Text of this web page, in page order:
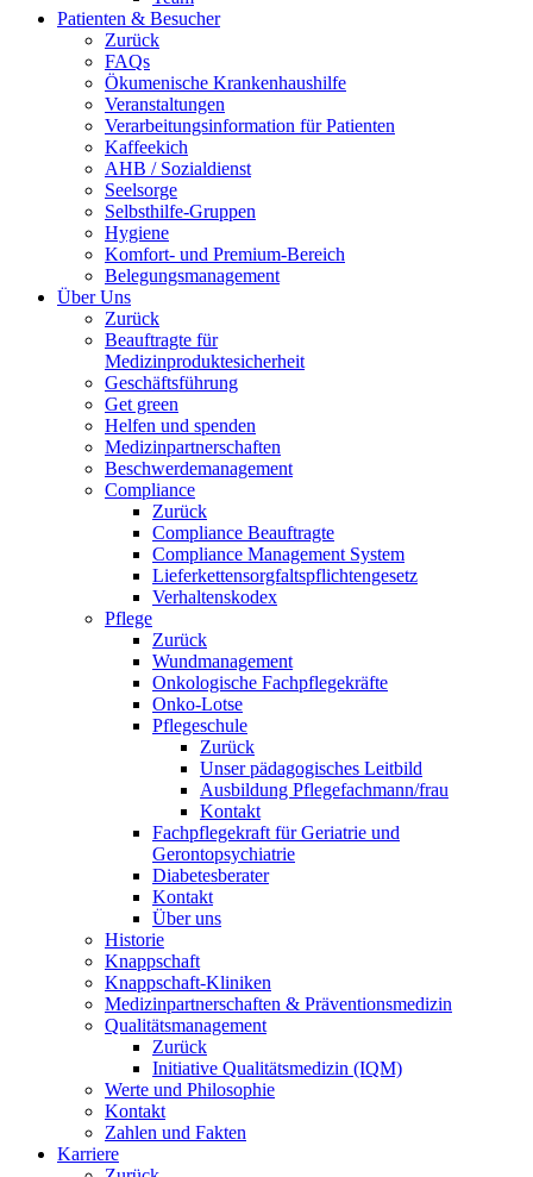
Patienten & Besucher
Zurück
FAQs
Ökumenische Krankenhaushilfe
Veranstaltungen
Verarbeitungsinformation für Patienten
Kaffeekich
AHB / Sozialdienst
Seelsorge
Selbsthilfe-Gruppen
Hygiene
Komfort- und Premium-Bereich
Belegungsmanagement
Über Uns
Zurück
Beauftragte für
Medizinproduktesicherheit
Geschäftsführung
Get green
Helfen und spenden
Medizinpartnerschaften
Beschwerdemanagement
Compliance
Zurück
Compliance Beauftragte
Compliance Management System
Lieferkettensorgfaltspflichtengesetz
Verhaltenskodex
Pflege
Zurück
Wundmanagement
Onkologische Fachpflegekräfte
Onko-Lotse
Pflegeschule
Zurück
Unser pädagogisches Leitbild
Ausbildung Pflegefachmann/frau
Kontakt
Fachpflegekraft für Geriatrie und
Gerontopsychiatrie
Diabetesberater
Kontakt
Über uns
Historie
Knappschaft
Knappschaft-Kliniken
Medizinpartnerschaften & Präventionsmedizin
Qualitäts­management
Zurück
Initiative Qualitätsmedizin (IQM)
Werte und Philosophie
Kontakt
Zahlen und Fakten
Karriere